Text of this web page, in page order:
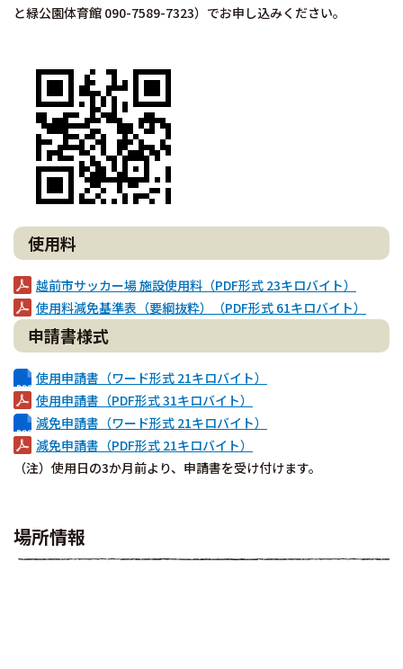
と緑公園体育館 090-7589-7323）でお申し込みください。
使用料
越前市サッカー場 施設使用料（PDF形式 23キロバイト）
使用料減免基準表（要綱抜粋）（PDF形式 61キロバイト）
申請書様式
使用申請書（ワード形式 21キロバイト）
使用申請書（PDF形式 31キロバイト）
減免申請書（ワード形式 21キロバイト）
減免申請書（PDF形式 21キロバイト）
（注）使用日の3か月前より、申請書を受け付けます。
場所情報